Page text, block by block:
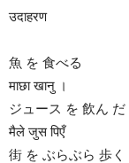
उदाहरण
魚 を 食べる
माछा खानु ।
ジュース を 飲ん だ
मैले जुस पिएँ
街 を ぶらぶら 歩く